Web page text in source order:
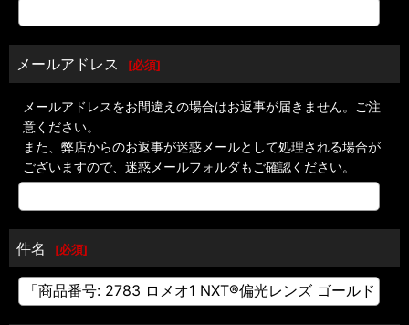
メールアドレス [必須]
メールアドレスをお間違えの場合はお返事が届きません。ご注
意ください。
また、弊店からのお返事が迷惑メールとして処理される場合が
ございますので、迷惑メールフォルダもご確認ください。
件名 [必須]